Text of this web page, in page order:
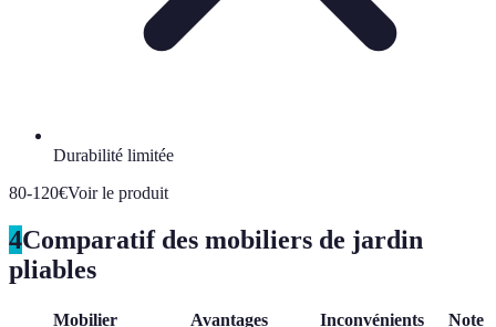
Durabilité limitée
80-120€Voir le produit
4Comparatif des mobiliers de jardin
pliables
Mobilier Avantages Inconvénients Note